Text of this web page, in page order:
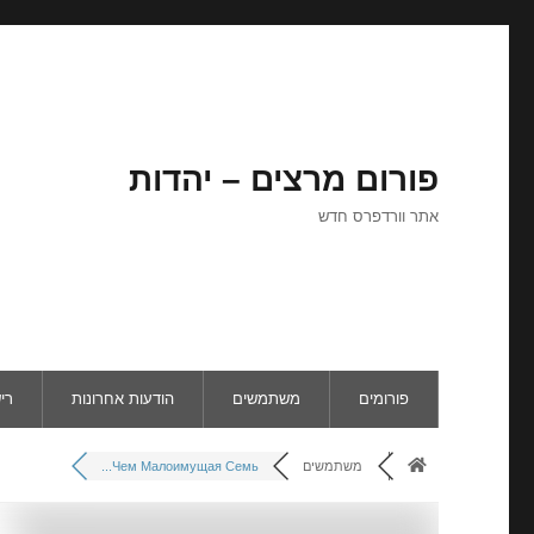
פורום מרצים – יהדות
אתר וורדפרס חדש
פורומים משתמשים הודעות אחרונות
משתמשים Чем Малоимущая Семь...